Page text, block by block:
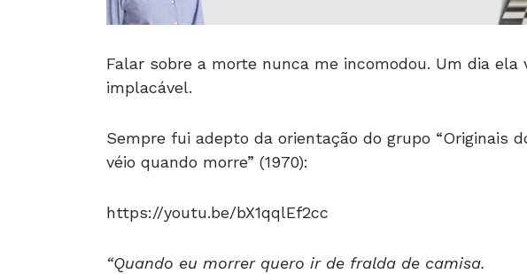
Falar sobre a morte nunca me incomodou. Um dia ela
implacável.
Sempre fui adepto da orientação do grupo “Originais
véio quando morre” (1970):
https://youtu.be/bX1qqlEf2cc
“Quando eu morrer quero ir de fralda de camisa.